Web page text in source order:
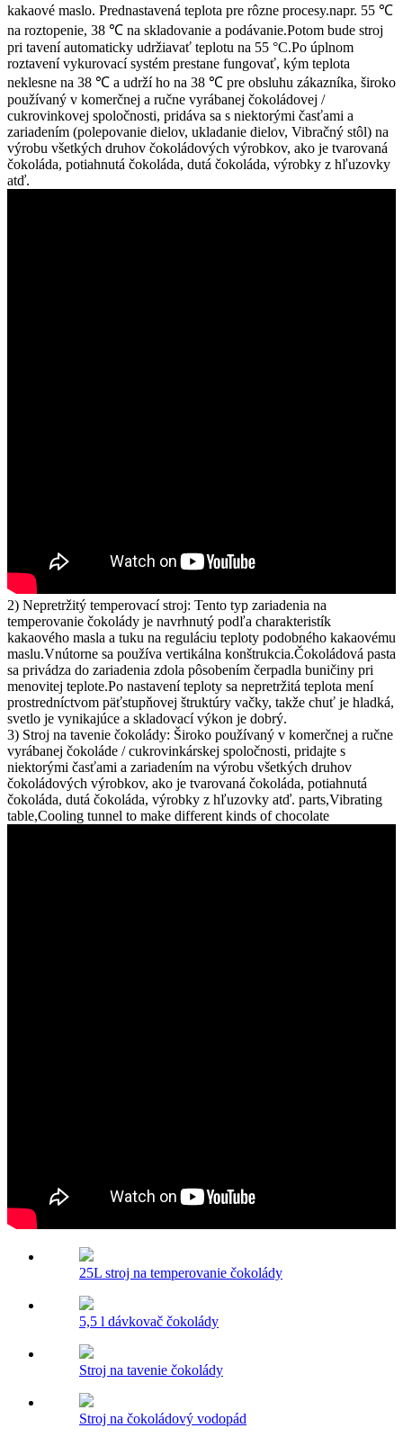
kakaové maslo. Prednastavená teplota pre rôzne procesy.napr. 55 ℃
na roztopenie, 38 ℃ na skladovanie a podávanie.Potom bude stroj
pri tavení automaticky udržiavať teplotu na 55 °C.Po úplnom
roztavení vykurovací systém prestane fungovať, kým teplota
neklesne na 38 ℃ a udrží ho na 38 ℃ pre obsluhu zákazníka, široko
používaný v komerčnej a ručne vyrábanej čokoládovej /
cukrovinkovej spoločnosti, pridáva sa s niektorými časťami a
zariadením (polepovanie dielov, ukladanie dielov, Vibračný stôl) na
výrobu všetkých druhov čokoládových výrobkov, ako je tvarovaná
čokoláda, potiahnutá čokoláda, dutá čokoláda, výrobky z hľuzovky
atď.
2) Nepretržitý temperovací stroj: Tento typ zariadenia na
temperovanie čokolády je navrhnutý podľa charakteristík
kakaového masla a tuku na reguláciu teploty podobného kakaovému
maslu.Vnútorne sa používa vertikálna konštrukcia.Čokoládová pasta
sa privádza do zariadenia zdola pôsobením čerpadla buničiny pri
menovitej teplote.Po nastavení teploty sa nepretržitá teplota mení
prostredníctvom päťstupňovej štruktúry vačky, takže chuť je hladká,
svetlo je vynikajúce a skladovací výkon je dobrý.
3) Stroj na tavenie čokolády: Široko používaný v komerčnej a ručne
vyrábanej čokoláde / cukrovinkárskej spoločnosti, pridajte s
niektorými časťami a zariadením na výrobu všetkých druhov
čokoládových výrobkov, ako je tvarovaná čokoláda, potiahnutá
čokoláda, dutá čokoláda, výrobky z hľuzovky atď. parts,Vibrating
table,Cooling tunnel to make different kinds of chocolate
25L stroj na temperovanie čokolády
5,5 l dávkovač čokolády
Stroj na tavenie čokolády
Stroj na čokoládový vodopád